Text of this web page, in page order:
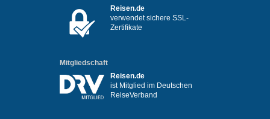
Reisen.de
verwendet sichere SSL-
Zertifikate
Mitgliedschaft
Reisen.de
ist Mitglied im Deutschen
ReiseVerband